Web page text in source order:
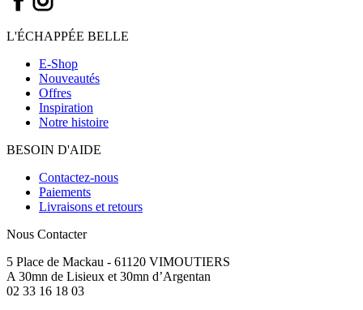
L'ÉCHAPPÉE BELLE
E-Shop
Nouveautés
Offres
Inspiration
Notre histoire
BESOIN D'AIDE
Contactez-nous
Paiements
Livraisons et retours
Nous Contacter
5 Place de Mackau - 61120 VIMOUTIERS
A 30mn de Lisieux et 30mn d’Argentan
02 33 16 18 03